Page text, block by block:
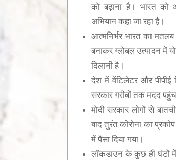
को बढ़ाना है। भारत को
अभियान कहा जा रहा है।
आत्मनिर्भर भारत का
बनाकर ग्लोबल उत्पादन में
दिलानी है।
देश में वेंटिलेटर और पीपीई
सरकार गरीबों तक मदद
मोदी सरकार लोगों से
बाद तुरंत कोरोना का
में पैसा दिया गया।
लॉकडाउन के कुछ ही घंटों